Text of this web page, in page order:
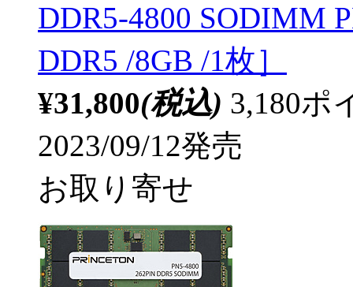
DDR5-4800 SODIMM
DDR5 /8GB /1枚］
¥31,800(税込) 3,180ポ
2023/09/12発売
お取り寄せ